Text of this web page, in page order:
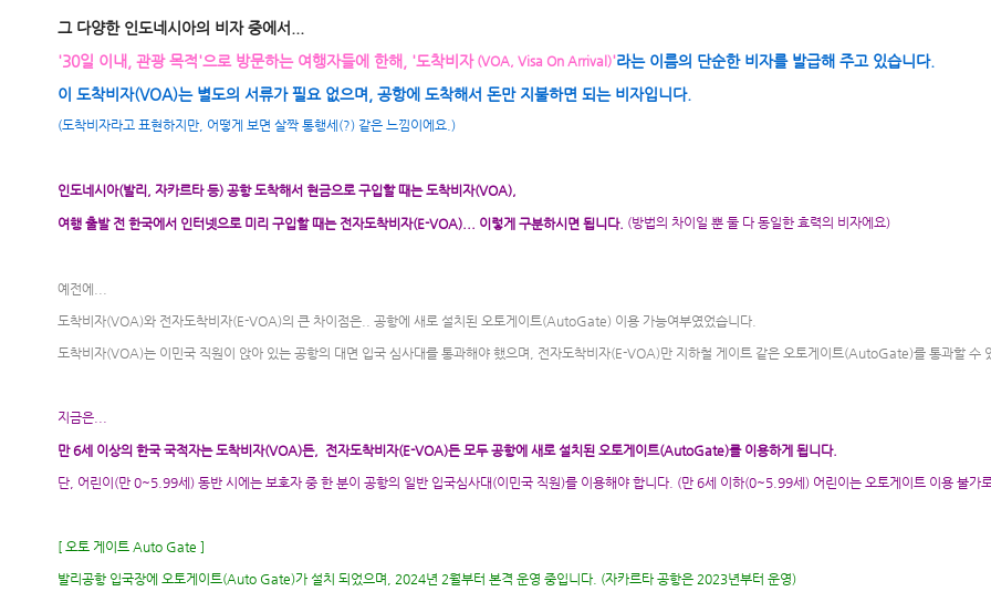
그 다양한 인도네시아의 비자 중에서...
'30일 이내, 관광 목적'으로 방문하는 여행자들에 한해, '도착비자(VOA, Visa On Arrival)'라는 이름의 단순한 비자를 발급해 주고 있습니다.
이 도착비자(VOA)는 별도의 서류가 필요 없으며, 공항에 도착해서 돈만 지불하면 되는 비자입니다.
(도착비자라고 표현하지만, 어떻게 보면 살짝 통행세(?) 같은 느낌이에요.)
인도네시아(발리, 자카르타 등) 공항 도착해서 현금으로 구입할 때는 도착비자(VOA),
여행 출발 전 한국에서 인터넷으로 미리 구입할 때는 전자도착비자(E-VOA)... 이렇게 구분하시면 됩니다. (방법의 차이일 뿐 둘 다 동일한 효력의 비자에요)
예전에...
도착비자(VOA)와 전자도착비자(E-VOA)의 큰 차이점은.. 공항에 새로 설치된 오토게이트(AutoGate) 이용 가능여부였었습니다.
도착비자(VOA)는 이민국 직원이 앉아 있는 공항의 대면 입국 심사대를 통과해야 했으며, 전자도착비자(E-VOA)만 지하철 게이트 같은 오토게이트(AutoGate)를 통과할 수
지금은...
만 6세 이상의 한국 국적자는 도착비자(VOA)든, 전자도착비자(E-VOA)든 모두 공항에 새로 설치된 오토게이트(AutoGate)를 이용하게 됩니다.
단, 어린이(만 0~5.99세) 동반 시에는 보호자 중 한 분이 공항의 일반 입국심사대(이민국 직원)를 이용해야 합니다. (만 6세 이하(0~5.99세) 어린이는 오토게이트 이용 불가
[ 오토 게이트 Auto Gate ]
발리공항 입국장에 오토게이트(Auto Gate)가 설치 되었으며, 2024년 2월부터 본격 운영 중입니다. (자카르타 공항은 2023년부터 운영)